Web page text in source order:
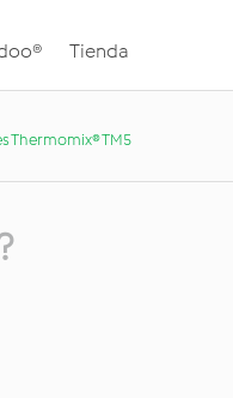
Tienda
Thermomix® TM5